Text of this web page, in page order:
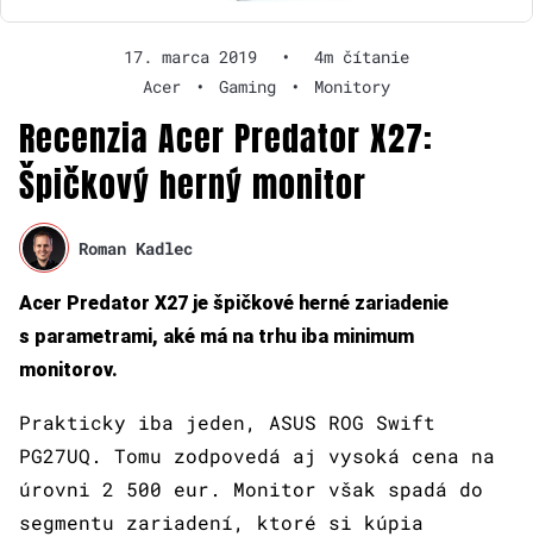
17. marca 2019 •
4m čítanie
Acer
• Gaming • Monitory
Recenzia Acer Predator X27:
Špičkový herný monitor
Roman Kadlec
Acer Predator X27 je špičkové herné zariadenie
s parametrami, aké má na trhu iba minimum
monitorov.
Prakticky iba jeden, ASUS ROG Swift
PG27UQ. Tomu zodpovedá aj vysoká cena na
úrovni 2 500 eur. Monitor však spadá do
segmentu zariadení, ktoré si kúpia